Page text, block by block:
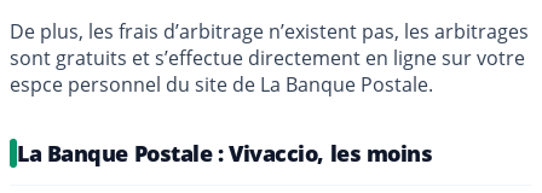
De plus, les frais d’arbitrage n’existent pas, les arbitrages
sont gratuits et s’effectue directement en ligne sur votre
espce personnel du site de La Banque Postale.
La Banque Postale : Vivaccio, les moins